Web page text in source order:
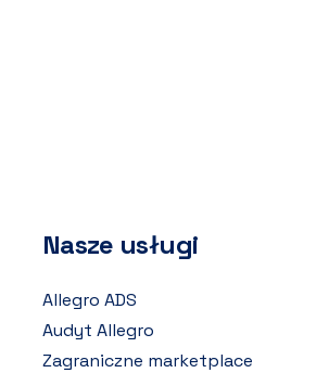
Nasze usługi
Allegro ADS
Audyt Allegro
Zagraniczne marketplace